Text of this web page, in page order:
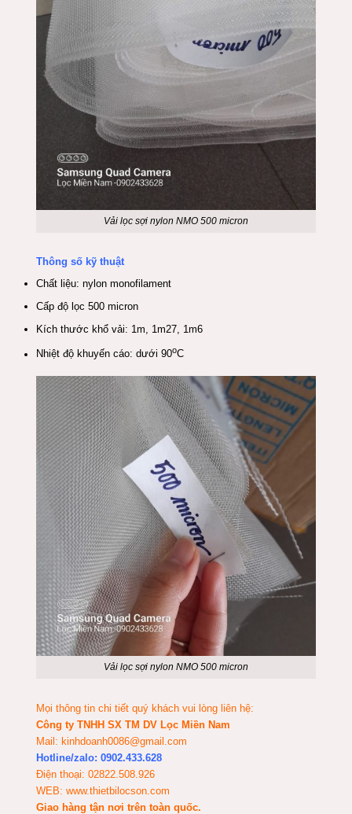
Vải lọc sợi nylon NMO 500 micron
Thông số kỹ thuật
Chất liệu: nylon monofilament
Cấp độ lọc 500 micron
Kích thước khổ vải: 1m, 1m27, 1m6
Nhiệt độ khuyến cáo: dưới 90oC
Vải lọc sợi nylon NMO 500 micron
Mọi thông tin chi tiết quý khách vui lòng liên hệ:
Công ty TNHH SX TM DV Lọc Miền Nam
Mail: kinhdoanh0086@gmail.com
Hotline/zalo: 0902.433.628
Điện thoại: 02822.508.926
WEB: www.thietbilocson.com
Giao hàng tận nơi trên toàn quốc.